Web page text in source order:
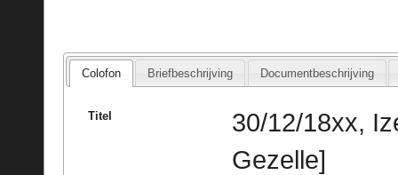
Colofon Briefbeschrijving Documentbeschrijving
Titel
30/12/18xx,
Gezelle]